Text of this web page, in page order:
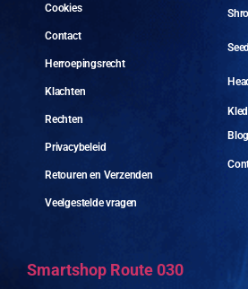
Cookies
Contact
Herroepingsrecht
Klachten
Rechten
Privacybeleid
Retouren en Verzenden
Veelgestelde vragen
Smartshop Route 030